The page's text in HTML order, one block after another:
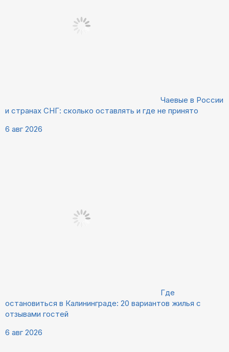
Чаевые в России
и странах СНГ: сколько оставлять и где не принято
6 авг 2026
Где
остановиться в Калининграде: 20 вариантов жилья с
отзывами гостей
6 авг 2026